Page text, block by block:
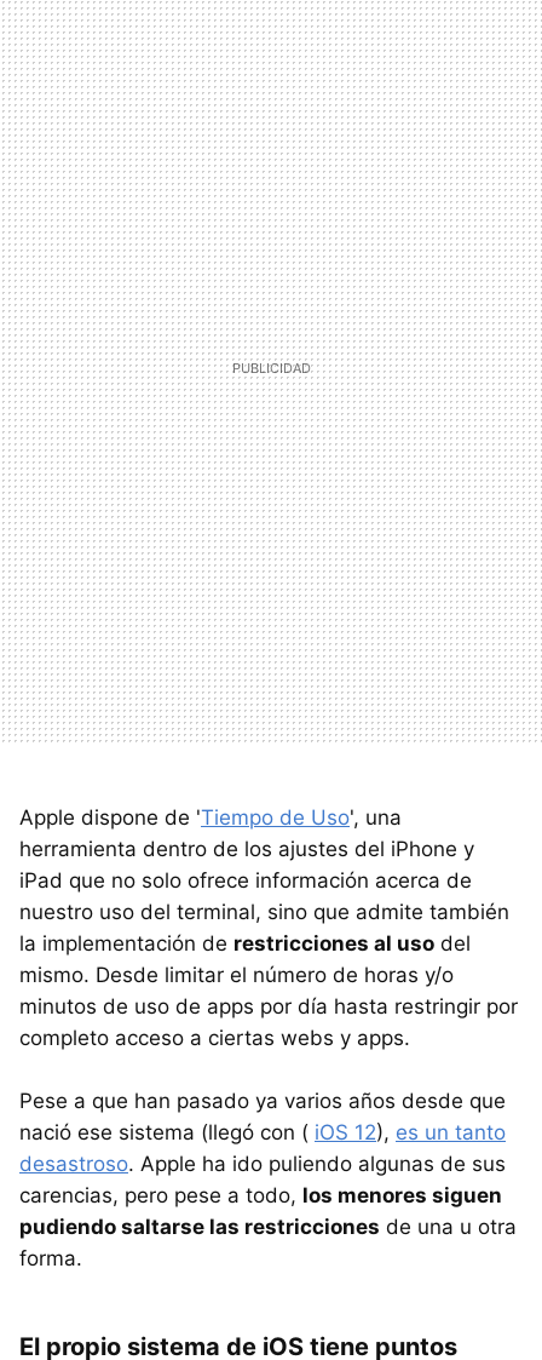
Apple dispone de 'Tiempo de Uso', una
herramienta dentro de los ajustes del iPhone y
iPad que no solo ofrece información acerca de
nuestro uso del terminal, sino que admite también
la implementación de restricciones al uso del
mismo. Desde limitar el número de horas y/o
minutos de uso de apps por día hasta restringir por
completo acceso a ciertas webs y apps.
Pese a que han pasado ya varios años desde que
nació ese sistema (llegó con ( iOS 12), es un tanto
desastroso. Apple ha ido puliendo algunas de sus
carencias, pero pese a todo, los menores siguen
pudiendo saltarse las restricciones de una u otra
forma.
El propio sistema de iOS tiene puntos